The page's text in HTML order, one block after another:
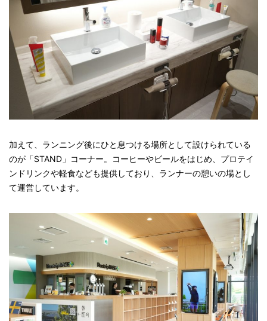
加えて、ランニング後にひと息つける場所として設けられている
のが「STAND」コーナー。コーヒーやビールをはじめ、プロテイ
ンドリンクや軽食なども提供しており、ランナーの憩いの場とし
て運営しています。